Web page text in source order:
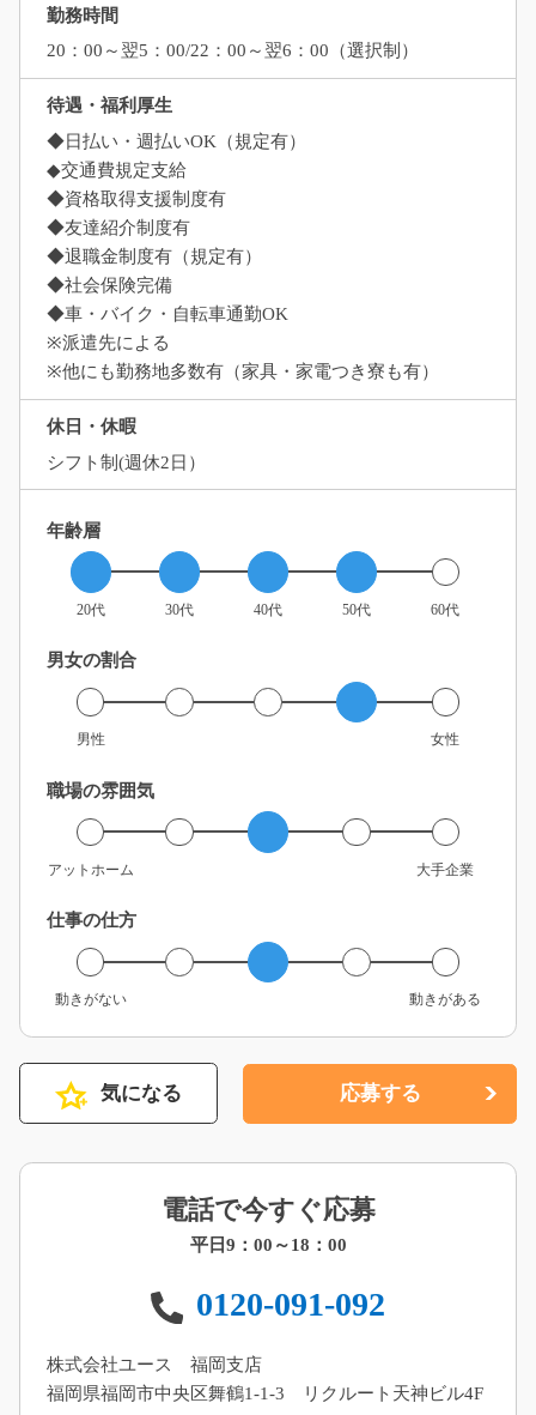
勤務時間
20：00～翌5：00/22：00～翌6：00（選択制）
待遇・福利厚生
◆日払い・週払いOK（規定有）
◆交通費規定支給
◆資格取得支援制度有
◆友達紹介制度有
◆退職金制度有（規定有）
◆社会保険完備
◆車・バイク・自転車通勤OK
※派遣先による
※他にも勤務地多数有（家具・家電つき寮も有）
休日・休暇
シフト制(週休2日）
年齢層
20代 30代 40代 50代 60代
男女の割合
男性 女性
職場の雰囲気
アットホーム 大手企業
仕事の仕方
動きがない 動きがある
気になる 応募する
電話で今すぐ応募
平日9：00～18：00
0120-091-092
株式会社ユース 福岡支店
福岡県福岡市中央区舞鶴1-1-3 リクルート天神ビル4F